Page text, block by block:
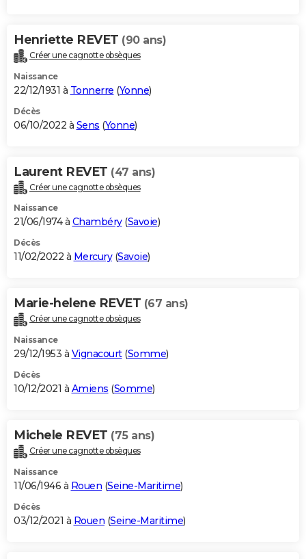
Henriette REVET (90 ans)
Créer une cagnotte obsèques
Naissance
22/12/1931 à Tonnerre (Yonne)
Décès
06/10/2022 à Sens (Yonne)
Laurent REVET (47 ans)
Créer une cagnotte obsèques
Naissance
21/06/1974 à Chambéry(Savoie)
Décès
11/02/2022 à Mercury(Savoie)
Marie-helene REVET (67 ans)
Créer une cagnotte obsèques
Naissance
29/12/1953 à Vignacourt(Somme)
Décès
10/12/2021 à Amiens (Somme)
Michele REVET (75 ans)
Créer une cagnotte obsèques
Naissance
11/06/1946 à Rouen (Seine-Maritime)
Décès
03/12/2021 à Rouen (Seine-Maritime)